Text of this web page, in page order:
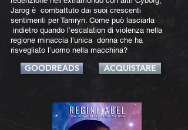
Jarog è combattuto dai suoi crescenti
sentimenti per Tamryn. Come può lasciarla
indietro quando l’escalation di violenza nella
regione minaccia l’unica donna che ha
risvegliato l’uomo nella macchina?
GOODREADS ACQUISTARE